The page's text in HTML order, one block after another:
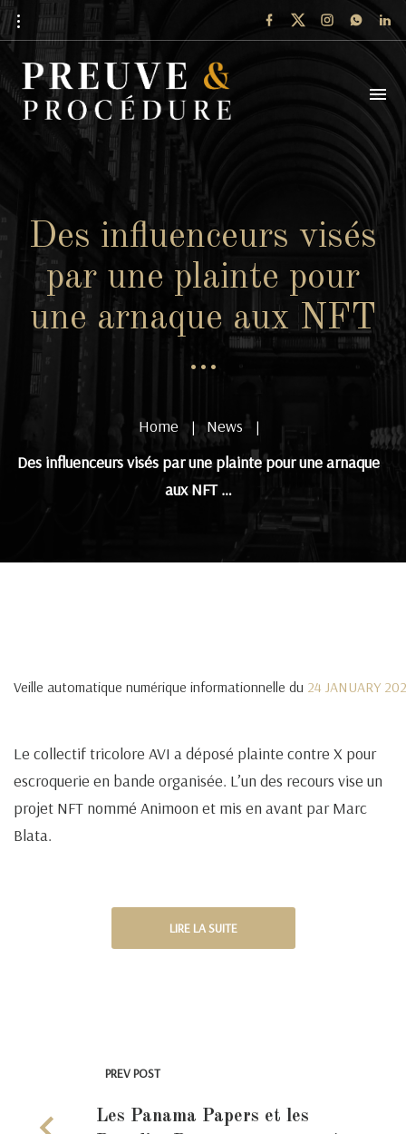
Des influenceurs visés
par une plainte pour
une arnaque aux NFT
…
Home |News |
Des influenceurs visés par une plainte pour une arnaque
aux NFT …
Veille automatique numérique informationnelle du 24 JANUARY
Le collectif tricolore AVI a déposé plainte contre X pour
escroquerie en bande organisée. L’un des recours vise un
projet NFT nommé Animoon et mis en avant par Marc
Blata.
LIRE LA SUITE
PREV POST
Les Panama Papers et les